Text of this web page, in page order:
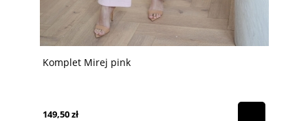
Komplet Mirej pink
149,50 zł